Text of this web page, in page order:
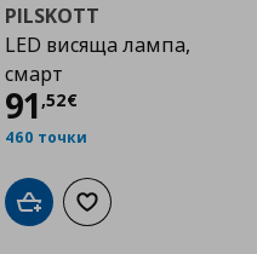
PILSKOTT
LED висяща лампа,
смарт
91 ,52€
Цена
460 точки
Добави в кошницата
Добави към